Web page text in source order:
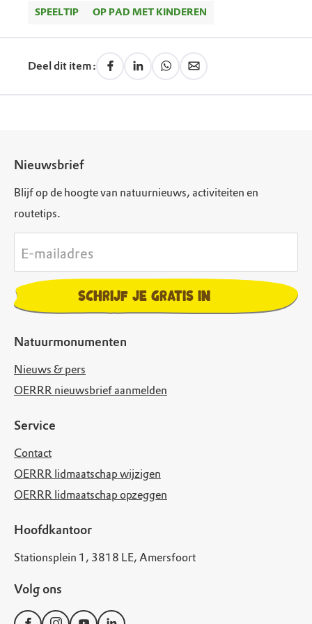
SPEELTIP OP PAD MET KINDEREN
Deel dit item:
Natuurmonumenten
Nieuws & pers
OERRR nieuwsbrief aanmelden
Service
Contact
OERRR lidmaatschap wijzigen
OERRR lidmaatschap opzeggen
Hoofdkantoor
Stationsplein 1, 3818 LE, Amersfoort
Volg ons
Nieuwsbrief
Blijf op de hoogte van natuurnieuws, activiteiten en
routetips.
E-mailadres
Schrijf je gratis in